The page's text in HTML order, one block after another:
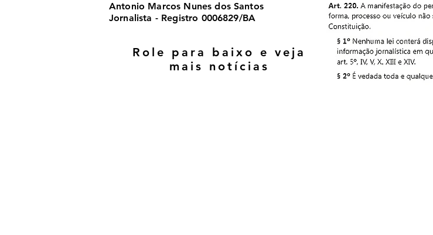
Role para baixo e veja
mais notícias
Antonio Marcos Nunes dos Santos
Jornalista - Registro 0006829/BA